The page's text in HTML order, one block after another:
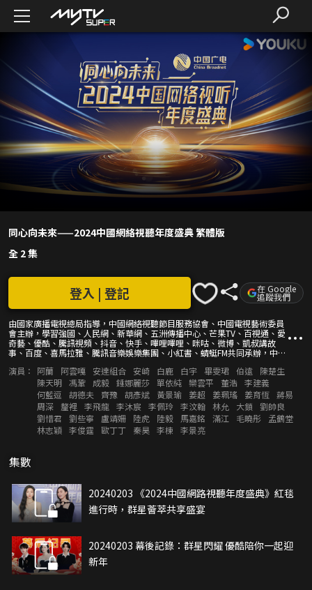
同心向未來——2024中國網絡視聽年度盛典 繁體版
全 2 集
由國家廣播電視總局指導，中國網絡視聽節目服務協會、中國電視藝術委員
會主辦，學習強國、人民網、新華網、五洲傳播中心、芒果TV、百視通、愛
奇藝、優酷、騰訊視頻、抖音、快手、嗶哩嗶哩、咪咕、微博、凱叔講故
事、百度、喜馬拉雅、騰訊音樂娛樂集團、小紅書、蜻蜓FM共同承辦，中國
日（臘月廿四）晚19點30分在多平臺同步上線播出。
登入 | 登記 在 Google
追蹤我們
演員： 阿蘭 阿雲嘎 安達組合 安崎 白鹿 白宇 畢雯珺 伯遠
陳楚生
陳天明 馮鞏 成毅 錘娜麗莎 單依純 欒雲平 董浩
李建義
何藍逗
胡德夫 齊豫 胡彥斌 黃景瑜 姜超 姜珮瑤 姜育恆 蔣易
周深 釐裡 李飛龍 李沐宸 李佩玲 李汶翰 林允 大鎖
劉帥良
劉惜君
劉些寧 盧靖姍 陸虎 陸毅 馬嘉銘 滿江 毛曉彤
孟鶴堂
林志穎 李俊霆 歐丁丁 秦昊 李棟 李景亮
集數
20240203 《2024中國網路視聽年度盛典》紅毯
進行時，群星薈萃共享盛宴
20240203 幕後記錄：群星閃耀 優酷陪你一起迎
新年